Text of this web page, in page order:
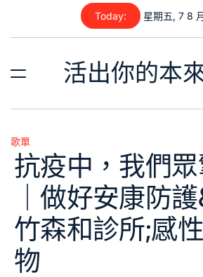
content
Today: 星期五, 7 8
活出你的本
Posted
in
歌單
抗疫中，我們
｜做好安康防
竹森和診所;感
物